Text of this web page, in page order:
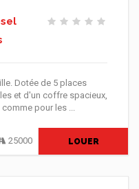
Dotée de 5 places
et d'un coffre spacieux,
pour les ...
25000 LOUER